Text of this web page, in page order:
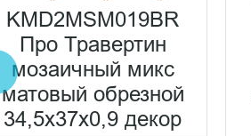
KMD2MSM019BR
Про Травертин
мозаичный микс
матовый обрезной
34,5x37x0,9 декор